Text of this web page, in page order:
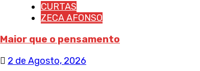
CURTAS
ZECA AFONSO
Maior que o pensamento
2 de Agosto, 2026